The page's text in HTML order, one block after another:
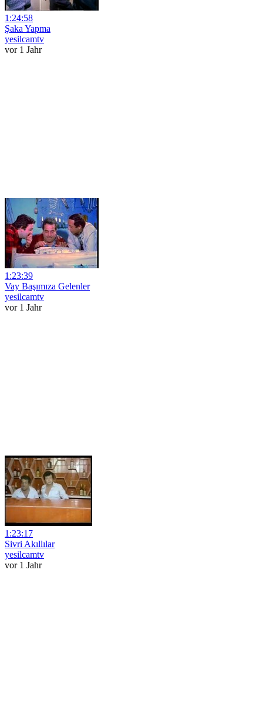
1:24:58
Şaka Yapma
yesilcamtv
vor 1 Jahr
1:23:39
Vay Başımıza Gelenler
yesilcamtv
vor 1 Jahr
1:23:17
Sivri Akıllılar
yesilcamtv
vor 1 Jahr